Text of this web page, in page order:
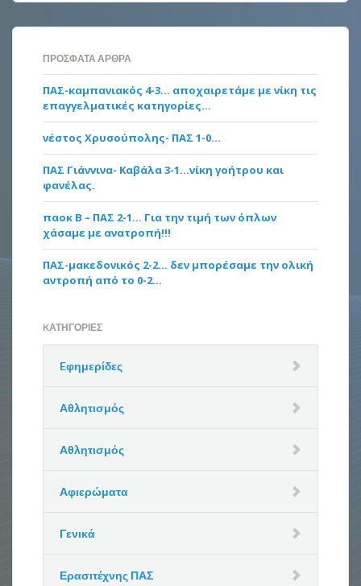
ΠΡΌΣΦΑΤΑ ΆΡΘΡΑ
ΠΑΣ-καμπανιακός 4-3… αποχαιρετάμε με νίκη τις
επαγγελματικές κατηγορίες…
νέστος Χρυσούπολης- ΠΑΣ 1-0…
ΠΑΣ Γιάννινα- Καβάλα 3-1…νίκη γοήτρου και
φανέλας.
παοκ Β – ΠΑΣ 2-1… Για την τιμή των όπλων
χάσαμε με ανατροπή!!!
ΠΑΣ-μακεδονικός 2-2… δεν μπορέσαμε την ολική
αντροπή από το 0-2…
KΑΤΗΓΟΡΊΕΣ
Eφημερίδες
Αθλητισμός
Αθλητισμός
Αφιερώματα
Γενικά
Ερασιτέχνης ΠΑΣ